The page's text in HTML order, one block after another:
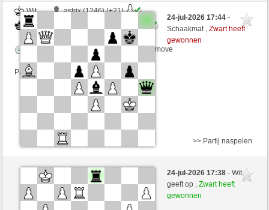
Wit
astrix (1246) (+21)
Zwart
Speelduur: 4 minutes/side + 5 seconds/move
Partij telt mee voor de ranglijst
24-jul-2026 17:44-
Schaakmat ,Zwart heeft
gewonnen
Zwart
robdert (1331) (+18)
Windhang (1369) (-18)
Speelduur: 4 minutes/side + 5 seconds/move
>> Partij naspelen
24-jul-2026 17:38- Wit
geeft op ,Zwart heeft
gewonnen